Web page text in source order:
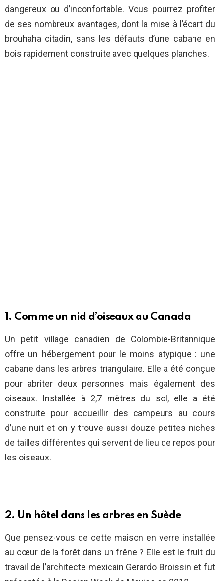
dangereux ou d’inconfortable. Vous pourrez profiter
de ses nombreux avantages, dont la mise à l’écart du
brouhaha citadin, sans les défauts d’une cabane en
bois rapidement construite avec quelques planches.
1. Comme un nid d’oiseaux au Canada
Un petit village canadien de Colombie-Britannique
offre un hébergement pour le moins atypique : une
cabane dans les arbres triangulaire. Elle a été conçue
pour abriter deux personnes mais également des
oiseaux. Installée à 2,7 mètres du sol, elle a été
construite pour accueillir des campeurs au cours
d’une nuit et on y trouve aussi douze petites niches
de tailles différentes qui servent de lieu de repos pour
les oiseaux.
2. Un hôtel dans les arbres en Suède
Que pensez-vous de cette maison en verre installée
au cœur de la forêt dans un frêne ? Elle est le fruit du
travail de l’architecte mexicain Gerardo Broissin et fut